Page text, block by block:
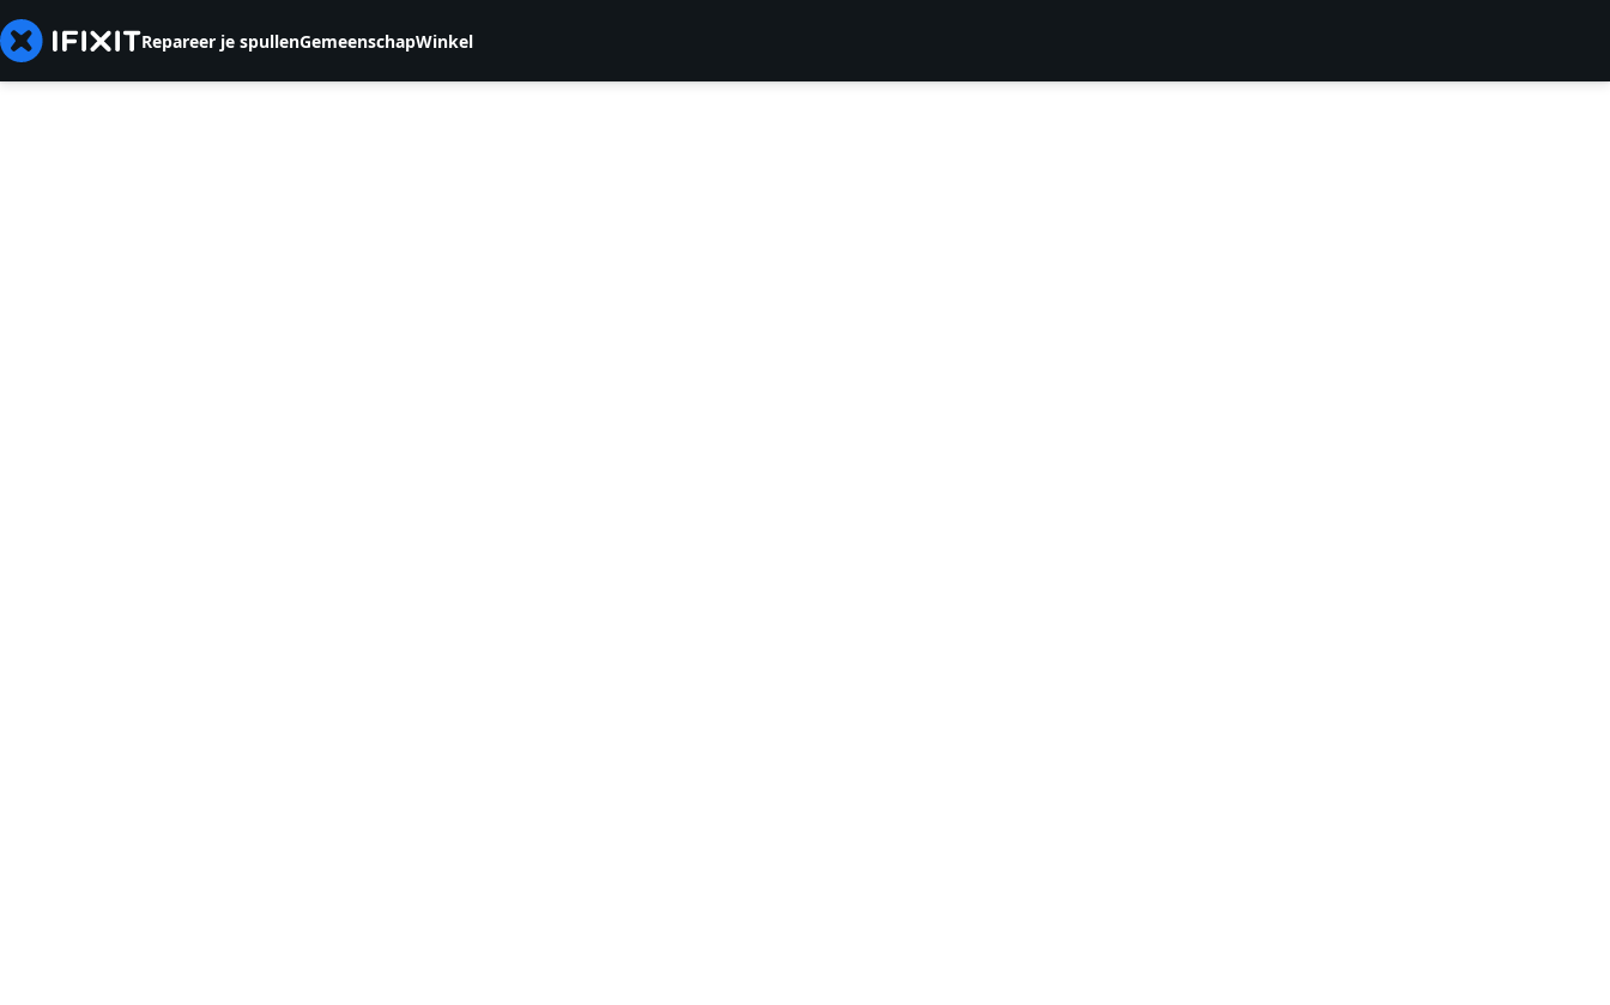
Repareer je spullenGemeenschapWinkel